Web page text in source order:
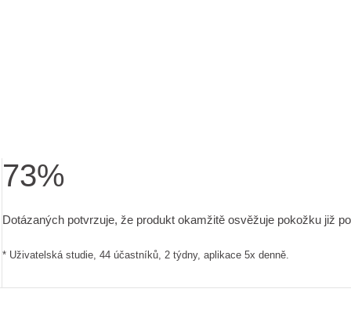
73%
Dotázaných potvrzuje, že produkt okamžitě osvěžuje pokožku již
* Uživatelská studie, 44 účastníků, 2 týdny, aplikace 5x denně.